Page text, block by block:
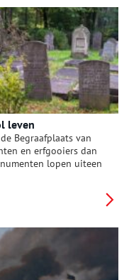
leven
Begraafplaats van
en erfgooiers dan
lopen uiteen
laatste rustplaats,